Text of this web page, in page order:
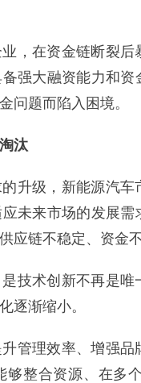
，在资金链断裂
强大融资能力和
问题而陷入困境。
汰
升级，新能源汽
未来市场的发展
应链不稳定、资金
技术创新不再是
逐渐缩小。
管理效率、增强
整合资源、在多